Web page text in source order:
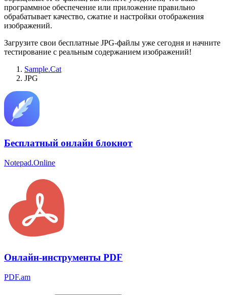
программное обеспечение или приложение правильно
обрабатывает качество, сжатие и настройки отображения
изображений.
Загрузите свои бесплатные JPG-файлы уже сегодня и начните
тестирование с реальным содержанием изображений!
Sample.Cat
JPG
Бесплатный онлайн блокнот
Notepad.Online
Онлайн-инструменты PDF
PDF.am